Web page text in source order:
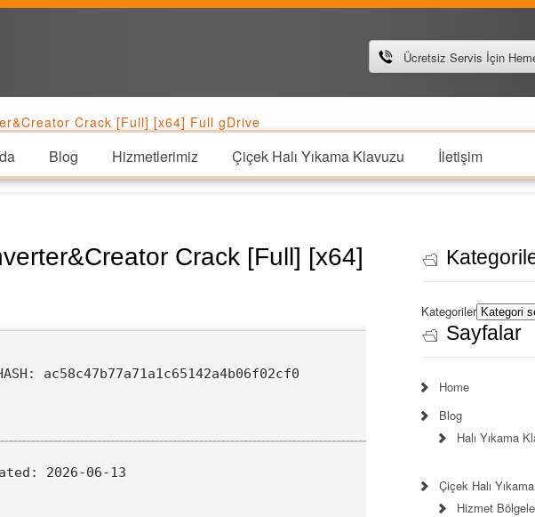
Ücretsiz Servis İçin
Blog Hizmetlerimiz Çiçek Halı Yıkama Klavuzu İletişim
Crack [Full] [x64] Full gDrive
Crack [Full] [x64]
ac58c47b77a71a1c65142a4b06f02cf0
2026-06-13
Kategoriler
Sayfalar
Home
Blog
Halı Yıkama
Çiçek Halı Yıkama
Hizmet